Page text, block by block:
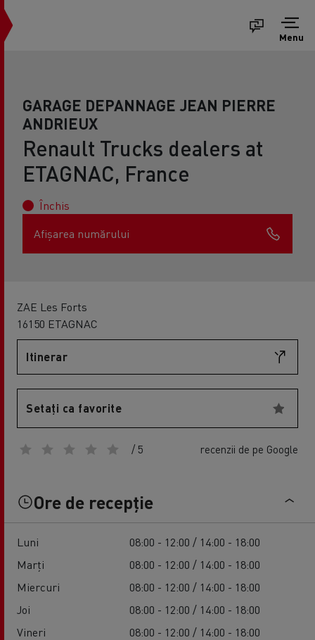
Menu
GARAGE DEPANNAGE JEAN PIERRE
ANDRIEUX
Renault Trucks dealers at
ETAGNAC, France
Închis
Afișarea numărului
ZAE Les Forts
16150 ETAGNAC
Itinerar
Setați ca favorite
/ 5 recenzii de pe Google
Ore de recepție
Luni
08:00 - 12:00 / 14:00 - 18:00
Marți
08:00 - 12:00 / 14:00 - 18:00
Miercuri
08:00 - 12:00 / 14:00 - 18:00
Joi
08:00 - 12:00 / 14:00 - 18:00
Vineri
08:00 - 12:00 / 14:00 - 18:00